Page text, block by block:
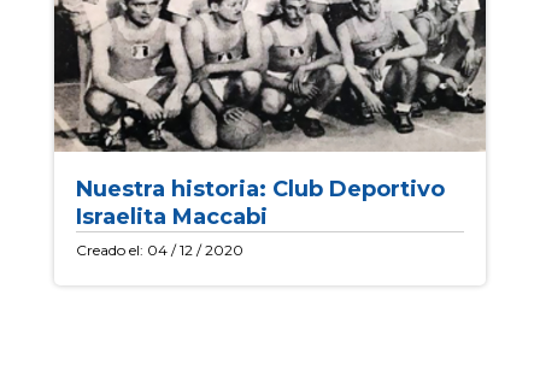
Nuestra historia: Club Deportivo
Israelita Maccabi
Creado el: 04 / 12 / 2020